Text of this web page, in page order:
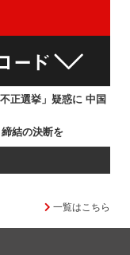
正選挙」疑惑に 中国
結の決断を
一覧はこちら